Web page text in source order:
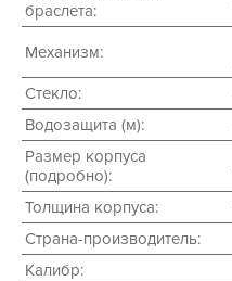
браслета:
Механизм:
Стекло:
Водозащита (м):
Размер корпуса
(подробно):
Толщина корпуса:
Страна-производитель:
Калибр: